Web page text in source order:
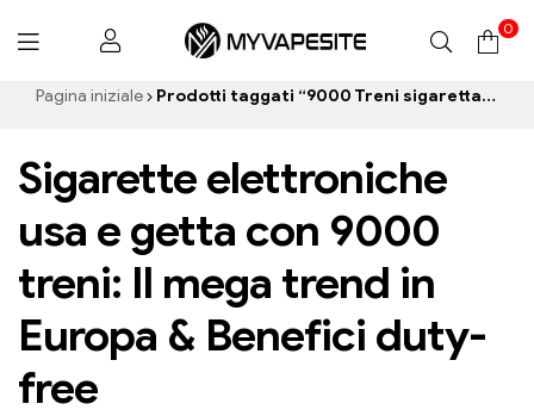
Myvapesite.de
0
Pagina iniziale Prodotti taggati “9000 Treni sigaretta elettronica”
Sigarette elettroniche
usa e getta con 9000
treni: Il mega trend in
Europa & Benefici duty-
free